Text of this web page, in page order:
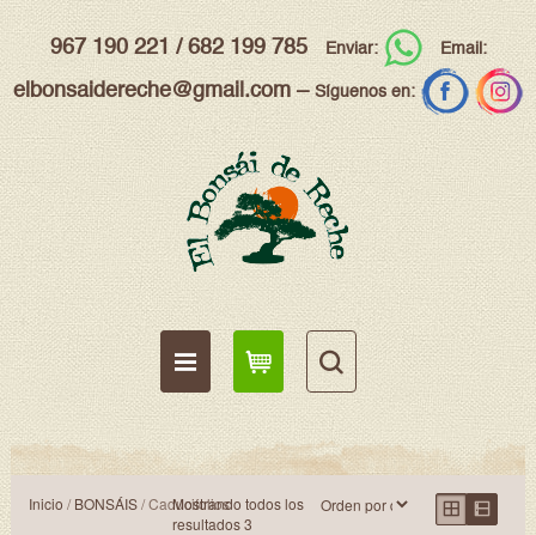
967 190 221 /682 199 785 Enviar: Email:
elbonsaidereche@gmail.com – Síguenos en:
Inicio /BONSÁIS/ Caducifolios
Mostrando todos los
resultados 3